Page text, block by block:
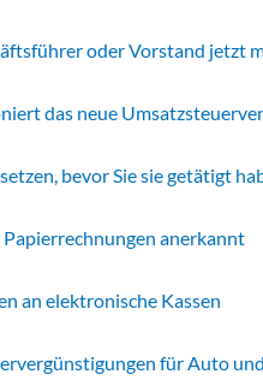
oder Vorstand jetzt
das neue
bevor Sie sie getätigt
anerkannt
an elektronische Kassen
für Auto